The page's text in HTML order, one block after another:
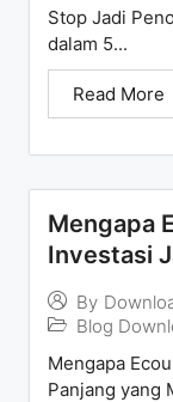
Stop Jadi
dalam 5...
Read More
Mengapa
Investasi
By
Blog
Mengapa
Panjang yang